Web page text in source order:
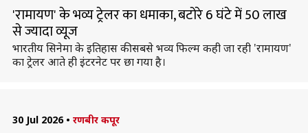
'रामायण' के भव्य ट्रेलर का धमाका, बटोरे 6 घंटे में 50 लाख
से ज्यादा व्यूज
भारतीय सिनेमा के इतिहास की सबसे भव्य फिल्म कही जा रही 'रामायण'
का ट्रेलर आते ही इंटरनेट पर छा गया है।
30 Jul 2026 • रणबीर कपूर